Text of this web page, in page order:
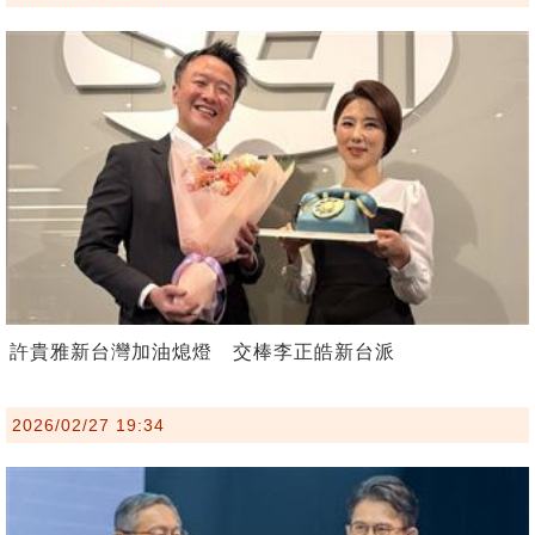
許貴雅新台灣加油熄燈 交棒李正皓新台派
2026/02/27 19:34